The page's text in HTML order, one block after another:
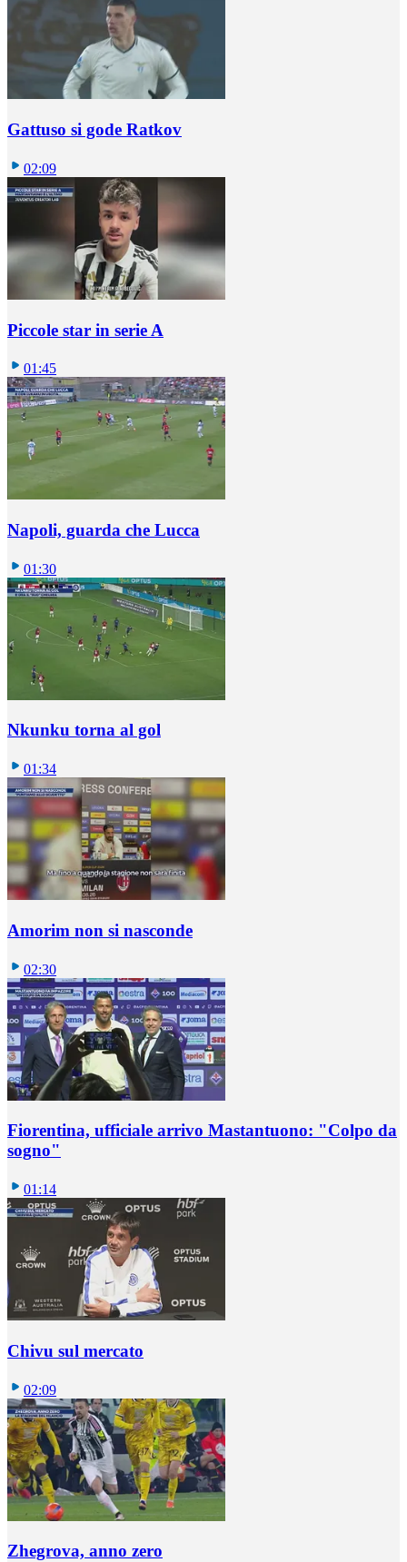
Gattuso si gode Ratkov
02:09
Piccole star in serie A
01:45
Napoli, guarda che Lucca
01:30
Nkunku torna al gol
01:34
Amorim non si nasconde
02:30
Fiorentina, ufficiale arrivo Mastantuono: "Colpo da
sogno"
01:14
Chivu sul mercato
02:09
Zhegrova, anno zero